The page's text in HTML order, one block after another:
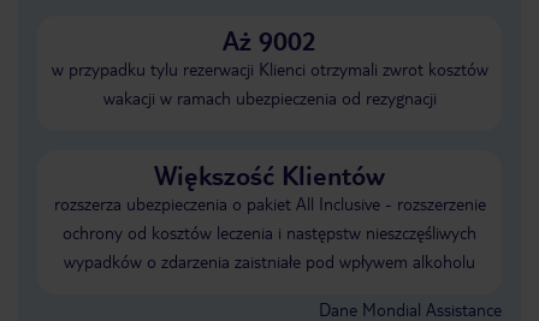
Aż 9002
w przypadku tylu rezerwacji Klienci otrzymali zwrot kosztów
wakacji w ramach ubezpieczenia od rezygnacji
Większość Klientów
rozszerza ubezpieczenia o pakiet All Inclusive - rozszerzenie
ochrony od kosztów leczenia i następstw nieszczęśliwych
wypadków o zdarzenia zaistniałe pod wpływem alkoholu
Dane Mondial Assistance